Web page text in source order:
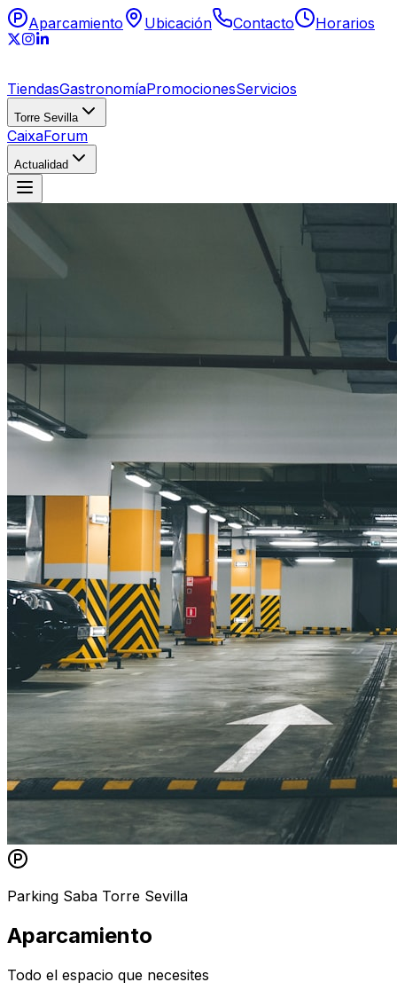
Aparcamiento Ubicación Contacto Horarios
TiendasGastronomíaPromocionesServicios
Torre Sevilla
CaixaForum
Actualidad
Parking Saba Torre Sevilla
Aparcamiento
Todo el espacio que necesites